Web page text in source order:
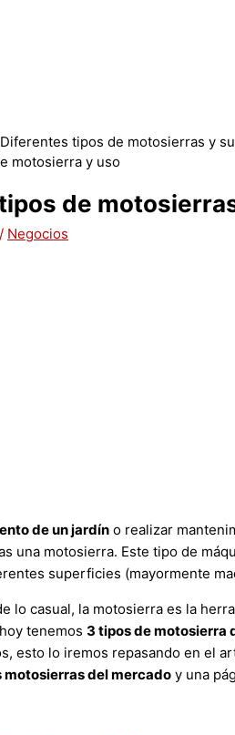
Diferentes tipos de motosierras y
de
/ Negocios
de un jardín o realizar
una motosierra. Este tipo de
superficies (mayormente
lo casual, la motosierra es la
tenemos 3 tipos de motosierra
esto lo iremos repasando en el
motosierras del mercado y una